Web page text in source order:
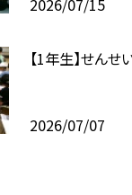
2026/07/15
【1年生】せんせ
2026/07/07